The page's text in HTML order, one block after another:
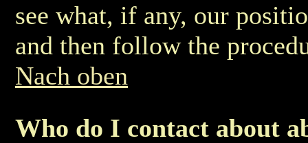
see what, if any, our
and then follow the
Nach oben
Who do I contact about